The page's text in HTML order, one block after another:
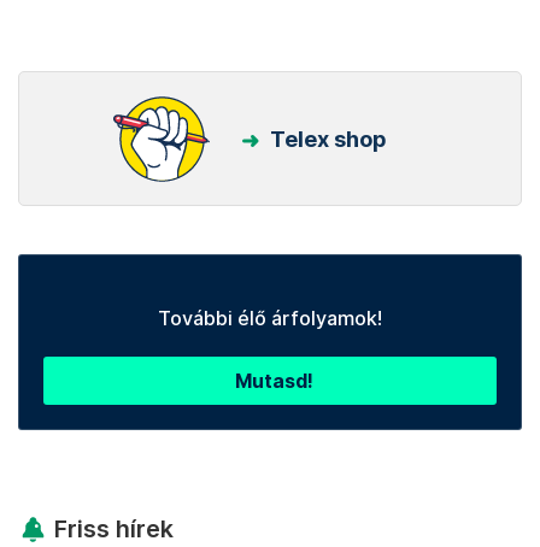
Telex shop
További élő árfolyamok!
Mutasd!
Friss hírek